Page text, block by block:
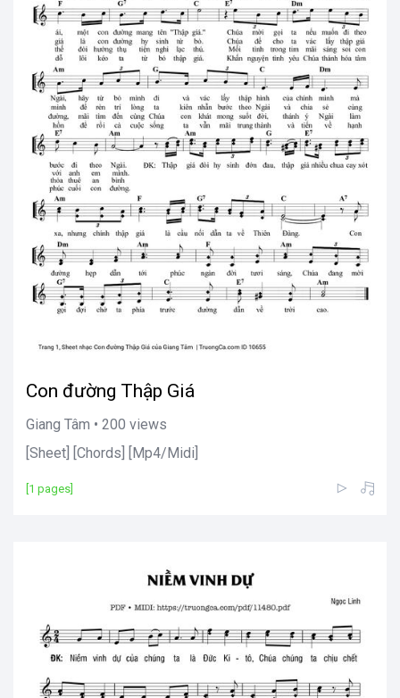
Con đường Thập Giá
Giang Tâm • 200 views
[Sheet] [Chords] [Mp4/Midi]
[1 pages]